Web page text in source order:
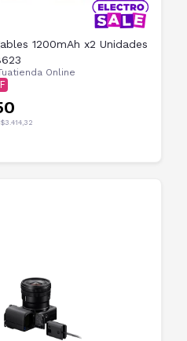
1200mAh x2 Unidades
Online
$3.414,32